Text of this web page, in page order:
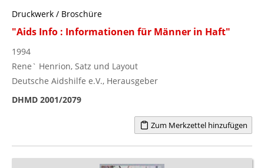
Druckwerk / Broschüre
"Aids Info : Informationen für Männer in Haft"
1994
Rene` Henrion, Satz und Layout
Deutsche Aidshilfe e.V., Herausgeber
DHMD 2001/2079
Zum Merkzettel hinzufügen